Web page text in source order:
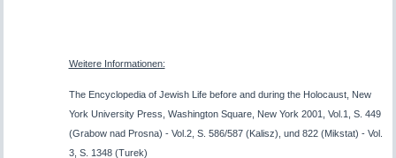
Weitere Informationen:
The Encyclopedia of Jewish Life before and during the Holocaust, New
York University Press, Washington Square, New York 2001, Vol.1, S. 449
(Grabow nad Prosna) - Vol.2, S. 586/587 (Kalisz), und 822 (Mikstat) - Vol.
3, S. 1348 (Turek)